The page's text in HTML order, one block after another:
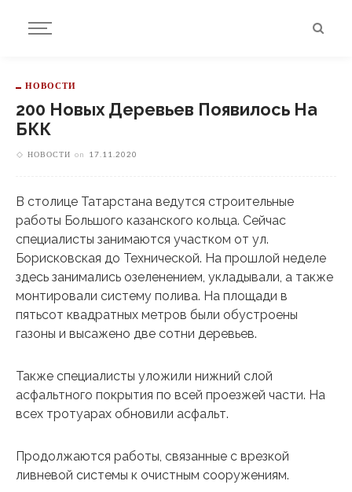
НОВОСТИ
200 Новых Деревьев Появилось На
БКК
НОВОСТИ on 17.11.2020
В столице Татарстана ведутся строительные
работы Большого казанского кольца. Сейчас
специалисты занимаются участком от ул.
Борисковская до Технической. На прошлой неделе
здесь занимались озеленением, укладывали, а также
монтировали систему полива. На площади в
пятьсот квадратных метров были обустроены
газоны и высажено две сотни деревьев.
Также специалисты уложили нижний слой
асфальтного покрытия по всей проезжей части. На
всех тротуарах обновили асфальт.
Продолжаются работы, связанные с врезкой
ливневой системы к очистным сооружениям.